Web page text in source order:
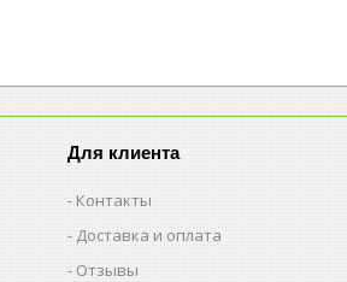
Для клиента
Контакты
Доставка и оплата
Отзывы